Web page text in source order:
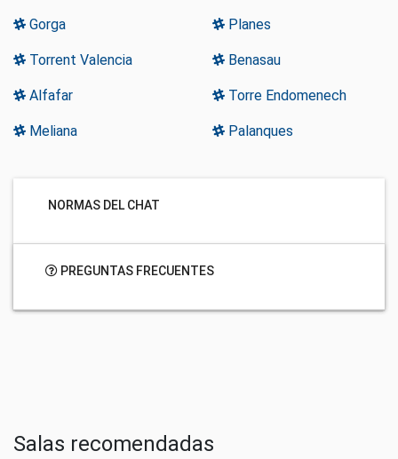
Gorga Planes
Torrent Valencia Benasau
Alfafar Torre Endomenech
Meliana Palanques
NORMAS DEL CHAT
PREGUNTAS FRECUENTES
Salas recomendadas